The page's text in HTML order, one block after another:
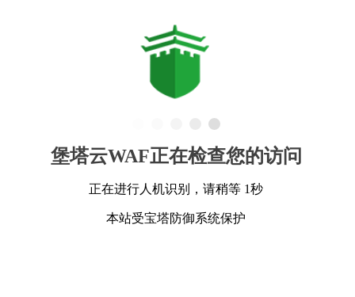
堡塔云WAF正在检查您的访问
正在进行人机识别，请稍等 1秒
本站受宝塔防御系统保护